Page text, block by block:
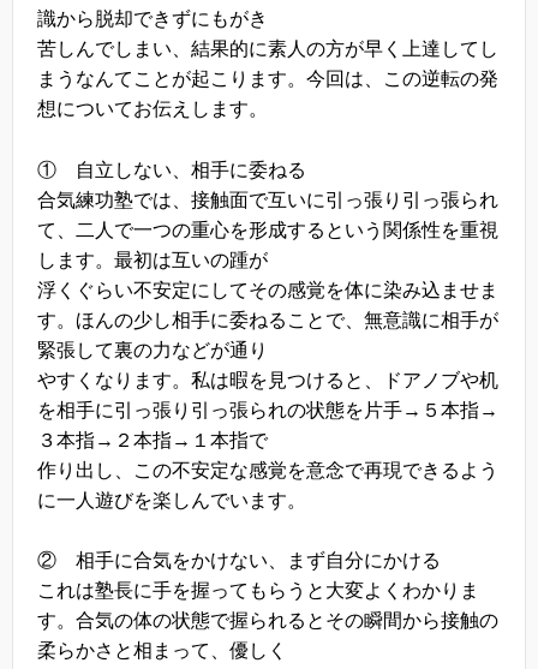
識から脱却できずにもがき
苦しんでしまい、結果的に素人の方が早く上達してし
まうなんてことが起こります。今回は、この逆転の発
想についてお伝えします。
① 自立しない、相手に委ねる
合気練功塾では、接触面で互いに引っ張り引っ張られ
て、二人で一つの重心を形成するという関係性を重視
します。最初は互いの踵が
浮くぐらい不安定にしてその感覚を体に染み込ませま
す。ほんの少し相手に委ねることで、無意識に相手が
緊張して裏の力などが通り
やすくなります。私は暇を見つけると、ドアノブや机
を相手に引っ張り引っ張られの状態を片手→５本指→
３本指→２本指→１本指で
作り出し、この不安定な感覚を意念で再現できるよう
に一人遊びを楽しんでいます。
② 相手に合気をかけない、まず自分にかける
これは塾長に手を握ってもらうと大変よくわかりま
す。合気の体の状態で握られるとその瞬間から接触の
柔らかさと相まって、優しく